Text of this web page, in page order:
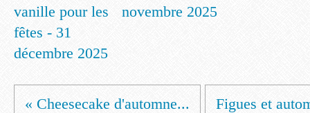
vanille pour les
fêtes - 31
décembre 2025
novembre 2025
« Cheesecake d'automne... Figues et